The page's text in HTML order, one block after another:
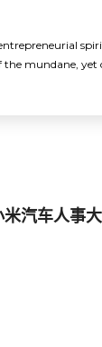
the mundane,
米汽车人事